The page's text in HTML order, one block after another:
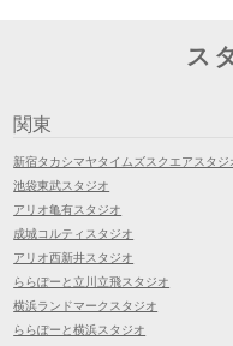
ス
関東
新宿タカシマヤタイムズスクエアスタジ
池袋東武スタジオ
アリオ亀有スタジオ
成城コルティスタジオ
アリオ西新井スタジオ
ららぽーと立川立飛スタジオ
横浜ランドマークスタジオ
ららぽーと横浜スタジオ